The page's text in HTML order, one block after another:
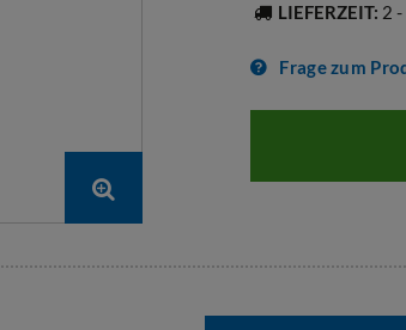
LIEFERZEIT: 2
Frage zum